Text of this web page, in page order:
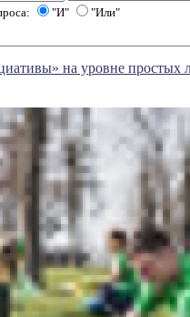
"И" "Или"
на уровне простых